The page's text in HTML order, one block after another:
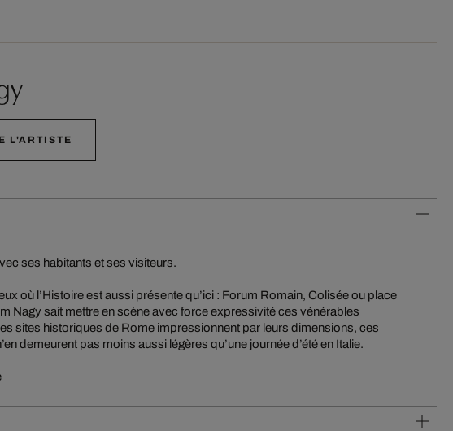
L'ARTISTE
ses habitants et ses visiteurs.
où l’Histoire est aussi présente qu’ici : Forum Romain, Colisée ou place
Nagy sait mettre en scène avec force expressivité ces vénérables
sites historiques de Rome impressionnent par leurs dimensions, ces
demeurent pas moins aussi légères qu’une journée d’été en Italie.